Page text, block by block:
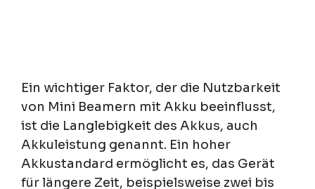
Ein wichtiger Faktor, der die Nutzbarkeit
von Mini Beamern mit Akku beeinflusst,
ist die Langlebigkeit des Akkus, auch
Akkuleistung genannt. Ein hoher
Akkustandard ermöglicht es, das Gerät
für längere Zeit, beispielsweise zwei bis